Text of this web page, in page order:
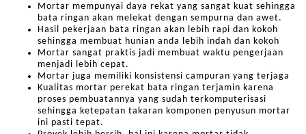
Mortar mempunyai daya rekat yang sangat kuat sehingga
bata ringan akan melekat dengan sempurna dan awet.
Hasil pekerjaan bata ringan akan lebih rapi dan kokoh
sehingga membuat hunian anda lebih indah dan kokoh
Mortar sangat praktis jadi membuat waktu pengerjaan
menjadi lebih cepat.
Mortar juga memiliki konsistensi campuran yang terjaga
Kualitas mortar perekat bata ringan terjamin karena
proses pembuatannya yang sudah terkomputerisasi
sehingga ketepatan takaran komponen penyusun mortar
ini pasti tepat.